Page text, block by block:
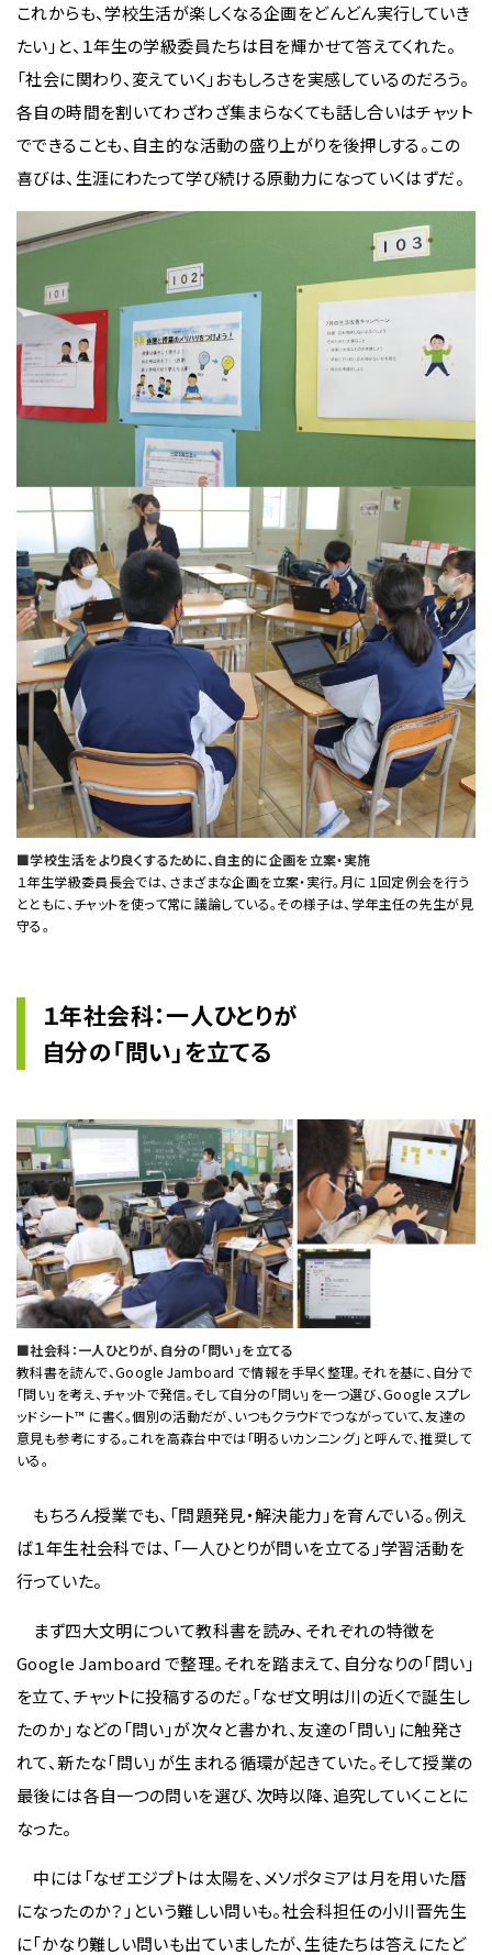
これからも、学校生活が楽しくなる企画をどんどん実行していき
たい」と、１年生の学級委員たちは目を輝かせて答えてくれた。
「社会に関わり、変えていく」おもしろさを実感しているのだろう。
各自の時間を割いてわざわざ集まらなくても話し合いはチャット
でできることも、自主的な活動の盛り上がりを後押しする。この
喜びは、生涯にわたって学び続ける原動力になっていくはずだ。
■学校生活をより良くするために、自主的に企画を立案・実施
１年生学級委員長会では、さまざまな企画を立案・実行。月に１回定例会を行う
とともに、チャットを使って常に議論している。その様子は、学年主任の先生が見
守る。
１年社会科：一人ひとりが
自分の「問い」を立てる
■社会科：一人ひとりが、自分の「問い」を立てる
教科書を読んで、Google Jamboard で情報を手早く整理。それを基に、自分で
「問い」を考え、チャットで発信。そして自分の「問い」を一つ選び、Google スプレ
ッドシート™ に書く。個別の活動だが、いつもクラウドでつながっていて、友達の
意見も参考にする。これを高森台中では「明るいカンニング」と呼んで、推奨して
いる。
もちろん授業でも、「問題発見・解決能力」を育んでいる。例え
ば１年生社会科では、「一人ひとりが問いを立てる」学習活動を
行っていた。
まず四大文明について教科書を読み、それぞれの特徴を
Google Jamboard で整理。それを踏まえて、自分なりの「問い」
を立て、チャットに投稿するのだ。「なぜ文明は川の近くで誕生し
たのか」などの「問い」が次々と書かれ、友達の「問い」に触発さ
れて、新たな「問い」が生まれる循環が起きていた。そして授業の
最後には各自一つの問いを選び、次時以降、追究していくことに
なった。
中には「なぜエジプトは太陽を、メソポタミアは月を用いた暦
になったのか？」という難しい問いも。社会科担任の小川晋先生
に「かなり難しい問いも出ていましたが、生徒たちは答えにたど